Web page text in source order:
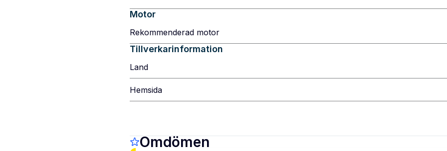
Motor
Rekommenderad motor
Tillverkarinformation
Land
Hemsida
Omdömen